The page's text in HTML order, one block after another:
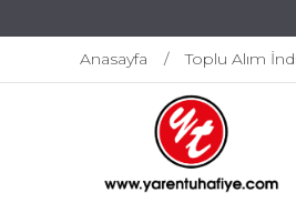
Anasayfa Toplu Alım